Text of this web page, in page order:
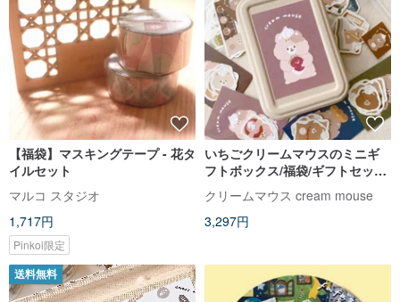
【福袋】マスキングテープ - 花タ
イルセット
マルコ スタジオ
1,717円
Pinkoi限定
いちごクリームマウスのミニギ
フトボックス/福袋/ギフトセッ
ト/10% オフ福袋
クリームマウス cream mouse
3,297円
送料無料